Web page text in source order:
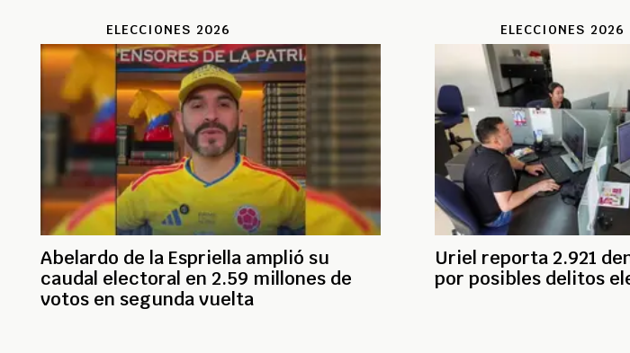
ELECCIONES 2026
Abelardo de la Espriella amplió su
caudal electoral en 2.59 millones de
votos en segunda vuelta
ELECCIONES 2026
Uriel reporta 2.921
por posibles delitos